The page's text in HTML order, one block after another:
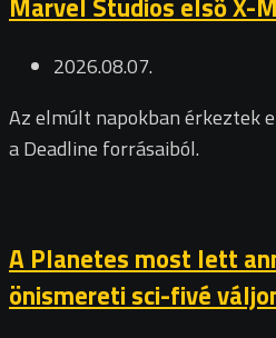
2026.08.07.
Az elmúlt napokban érkeztek
a Deadline forrásaiból.
A Planetes most lett
önismereti sci-fivé